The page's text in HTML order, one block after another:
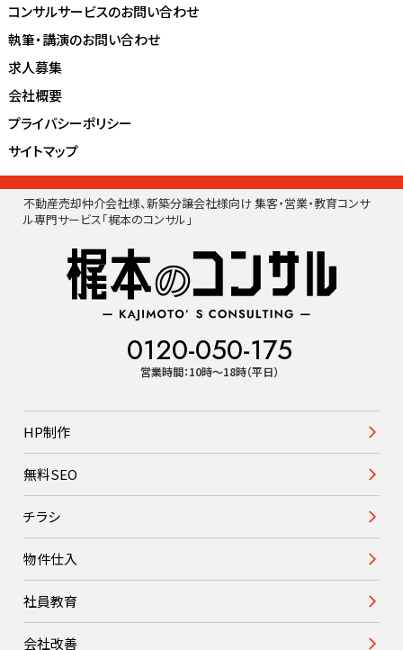
コンサルサービスのお問い合わせ
執筆・講演のお問い合わせ
求人募集
会社概要
プライバシーポリシー
サイトマップ
不動産売却仲介会社様、新築分譲会社様向け 集客・営業・教育コンサ
ル専門サービス「梶本のコンサル」
0120-050-175
営業時間：10時〜18時（平日）
HP制作
無料SEO
チラシ
物件仕入
社員教育
会社改善